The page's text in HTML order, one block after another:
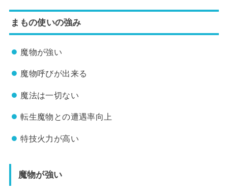
まもの使いの強み
魔物が強い
魔物呼びが出来る
魔法は一切ない
転生魔物との遭遇率向上
特技火力が高い
魔物が強い